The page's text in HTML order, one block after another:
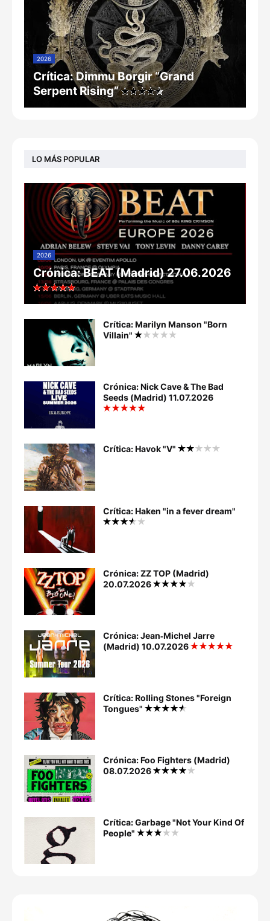
2026
Crítica: Dimmu Borgir “Grand
Serpent Rising”
LO MÁS POPULAR
2026
Crónica: BEAT (Madrid) 27.06.2026
Crítica: Marilyn Manson "Born
Villain"
Crónica: Nick Cave & The Bad
Seeds (Madrid) 11.07.2026
Crítica: Havok "V"
Crítica: Haken "in a fever dream"
Crónica: ZZ TOP (Madrid)
20.07.2026
Crónica: Jean‐Michel Jarre
(Madrid) 10.07.2026
Crítica: Rolling Stones "Foreign
Tongues"
Crónica: Foo Fighters (Madrid)
08.07.2026
Crítica: Garbage "Not Your Kind Of
People"